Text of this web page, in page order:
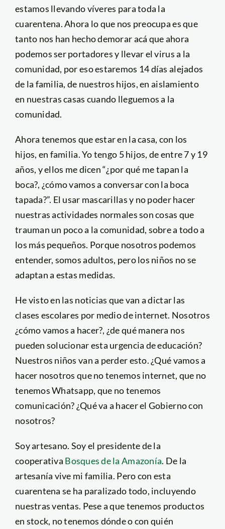
estamos llevando víveres para toda la
cuarentena. Ahora lo que nos preocupa es que
tanto nos han hecho demorar acá que ahora
podemos ser portadores y llevar el virus a la
comunidad, por eso estaremos 14 días alejados
de la familia, de nuestros hijos, en aislamiento
en nuestras casas cuando lleguemos a la
comunidad.
Ahora tenemos que estar en la casa, con los
hijos, en familia. Yo tengo 5 hijos, de entre 7 y 19
años, y ellos me dicen “¿por qué me tapan la
boca?, ¿cómo vamos a conversar con la boca
tapada?”. El usar mascarillas y no poder hacer
nuestras actividades normales son cosas que
trauman un poco a la comunidad, sobre a todo a
los más pequeños. Porque nosotros podemos
entender, somos adultos, pero los niños no se
adaptan a estas medidas.
He visto en las noticias que van a dictar las
clases escolares por medio de internet. Nosotros
¿cómo vamos a hacer?, ¿de qué manera nos
pueden solucionar esta urgencia de educación?
Nuestros niños van a perder esto. ¿Qué vamos a
hacer nosotros que no tenemos internet, que no
tenemos Whatsapp, que no tenemos
comunicación? ¿Qué va a hacer el Gobierno con
nosotros?
Soy artesano. Soy el presidente de la
cooperativa Bosques de la Amazonía. De la
artesanía vive mi familia. Pero con esta
cuarentena se ha paralizado todo, incluyendo
nuestras ventas. Pese a que tenemos productos
en stock, no tenemos dónde o con quién